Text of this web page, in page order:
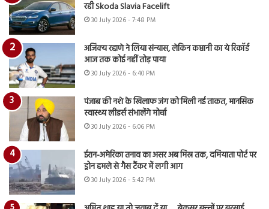
रही Skoda Slavia Facelift
30 July 2026 - 7:48 PM
अजिंक्य रहाणे ने लिया संन्यास, लेकिन कप्तानी का ये रिकॉर्ड
आज तक कोई नहीं तोड़ पाया
30 July 2026 - 6:40 PM
पंजाब की नशे के खिलाफ जंग को मिली नई ताकत, मानसिक
स्वास्थ्य लीडर्स संभालेंगे मोर्चा
30 July 2026 - 6:06 PM
ईरान-अमेरिका तनाव का असर अब मिस्र तक, दमियाता पोर्ट पर
ड्रोन हमले से गैस टैंकर में लगी आग
30 July 2026 - 5:42 PM